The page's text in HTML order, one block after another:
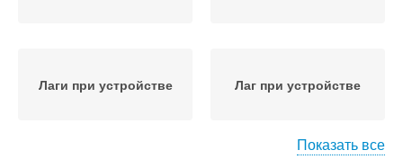
Лаги при устройстве Лаг при устройстве
Показать все